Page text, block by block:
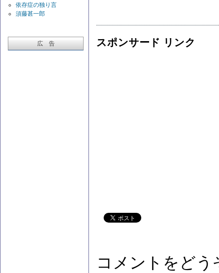
依存症の独り言
須藤甚一郎
広 告 スポンサード リンク
コメントをどう